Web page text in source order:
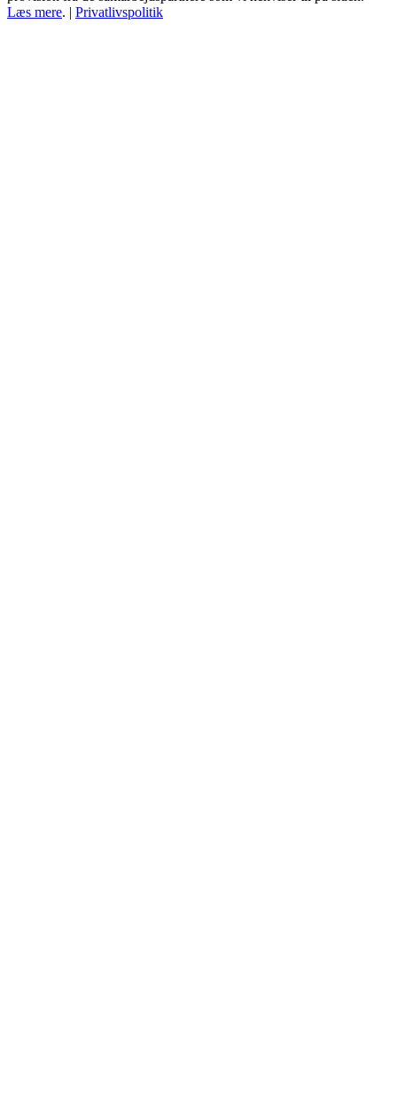
Læs mere. | Privatlivspolitik